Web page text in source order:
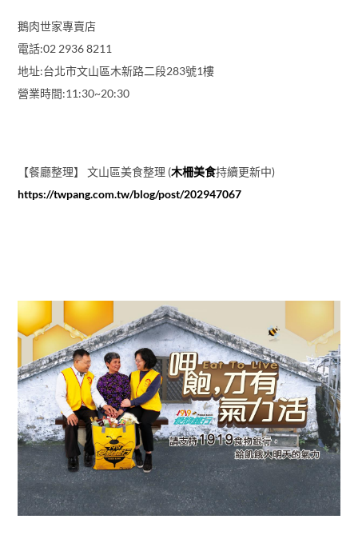
鵝肉世家專賣店
電話:02 2936 8211
地址:台北市文山區木新路二段283號1樓
營業時間:11:30~20:30
【餐廳整理】 文山區美食整理 (木柵美食持續更新中)
https://twpang.com.tw/blog/post/202947067